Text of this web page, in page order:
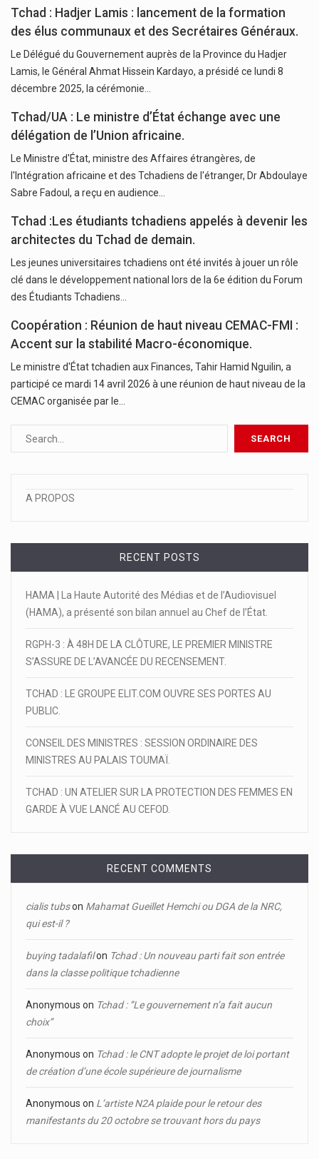
Tchad : Hadjer Lamis : lancement de la formation
des élus communaux et des Secrétaires Généraux.
Le Délégué du Gouvernement auprès de la Province du Hadjer
Lamis, le Général Ahmat Hissein Kardayo, a présidé ce lundi 8
décembre 2025, la cérémonie…
Tchad/UA : Le ministre d’État échange avec une
délégation de l’Union africaine.
Le Ministre d'État, ministre des Affaires étrangères, de
l'Intégration africaine et des Tchadiens de l'étranger, Dr Abdoulaye
Sabre Fadoul, a reçu en audience…
Tchad :Les étudiants tchadiens appelés à devenir les
architectes du Tchad de demain.
Les jeunes universitaires tchadiens ont été invités à jouer un rôle
clé dans le développement national lors de la 6e édition du Forum
des Étudiants Tchadiens…
Coopération : Réunion de haut niveau CEMAC-FMI :
Accent sur la stabilité Macro-économique.
Le ministre d'État tchadien aux Finances, Tahir Hamid Nguilin, a
participé ce mardi 14 avril 2026 à une réunion de haut niveau de la
CEMAC organisée par le…
A PROPOS
RECENT POSTS
HAMA | La Haute Autorité des Médias et de l’Audiovisuel
(HAMA), a présenté son bilan annuel au Chef de l’État.
RGPH-3 : À 48H DE LA CLÔTURE, LE PREMIER MINISTRE
S’ASSURE DE L’AVANCÉE DU RECENSEMENT.
TCHAD : LE GROUPE ELIT.COM OUVRE SES PORTES AU
PUBLIC.
CONSEIL DES MINISTRES : SESSION ORDINAIRE DES
MINISTRES AU PALAIS TOUMAÏ.
TCHAD : UN ATELIER SUR LA PROTECTION DES FEMMES EN
GARDE À VUE LANCÉ AU CEFOD.
RECENT COMMENTS
cialis tubson Mahamat Gueillet Hemchi ou DGA de la NRC,
qui est-il ?
buying tadalafilon Tchad : Un nouveau parti fait son entrée
dans la classe politique tchadienne
Anonymous on Tchad : ‘’Le gouvernement n’a fait aucun
choix’’
Anonymous on Tchad : le CNT adopte le projet de loi portant
de création d’une école supérieure de journalisme
Anonymous on L’artiste N2A plaide pour le retour des
manifestants du 20 octobre se trouvant hors du pays